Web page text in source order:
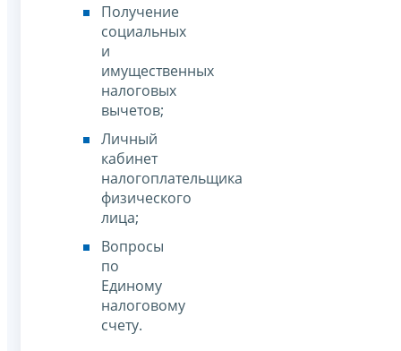
Получение
социальных
и
имущественных
налоговых
вычетов;
Личный
кабинет
налогоплательщика
физического
лица;
Вопросы
по
Единому
налоговому
счету.